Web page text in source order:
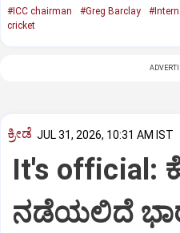
#ICC chairman #Greg Barclay
cricket
ಕ್ರೀಡೆ JUL 31, 2026, 10:31 AM IST
It's official:
ನಡೆಯಲಿದೆ